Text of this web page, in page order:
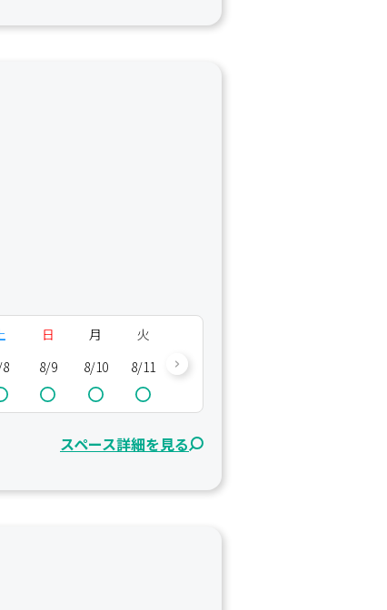
日
8/9
月
8/10
火
8/11
8/12
スペース詳細を見る